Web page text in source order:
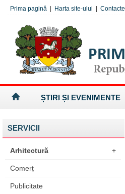
Prima pagină Harta site-ului Contacte
ȘTIRI ȘI EVENIMENTE
SERVICII
Arhitectură +
Comerț
Publicitate